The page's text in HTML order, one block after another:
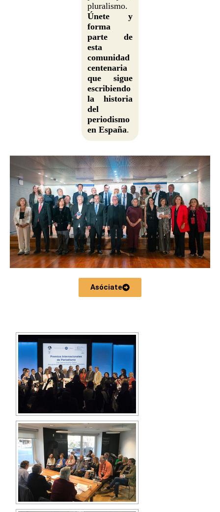
pluralismo.
Únete y
forma
parte de
esta
comunidad
centenaria
que sigue
escribiendo
la historia
del
periodismo
en España.
Asóciate